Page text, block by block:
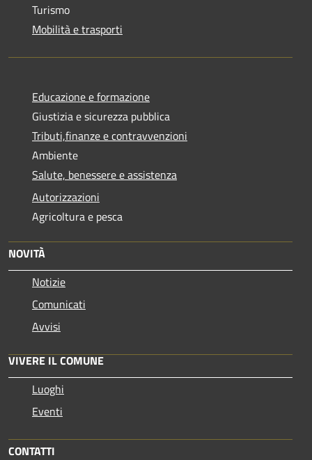
Turismo
Mobilità e trasporti
Educazione e formazione
Giustizia e sicurezza pubblica
Tributi,finanze e contravvenzioni
Ambiente
Salute, benessere e assistenza
Autorizzazioni
Agricoltura e pesca
NOVITÀ
Notizie
Comunicati
Avvisi
VIVERE IL COMUNE
Luoghi
Eventi
CONTATTI